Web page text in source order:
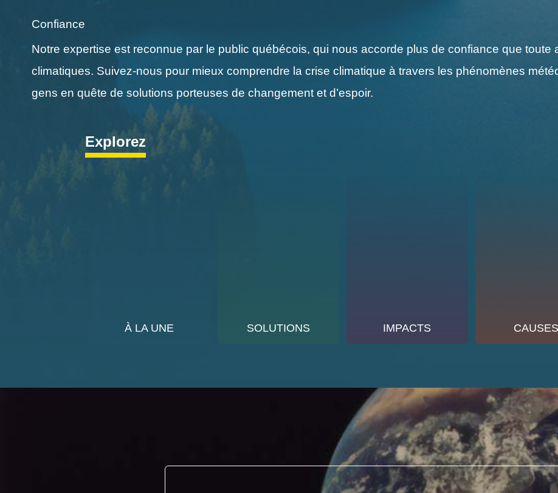
Confiance
Notre expertise est reconnue par le public québécois, qui nous accorde plus de confiance que
climatiques. Suivez-nous pour mieux comprendre la crise climatique à travers les phénomènes
gens en quête de solutions porteuses de changement et d’espoir.
Explorez
À LA UNE SOLUTIONS IMPACTS CAUSES